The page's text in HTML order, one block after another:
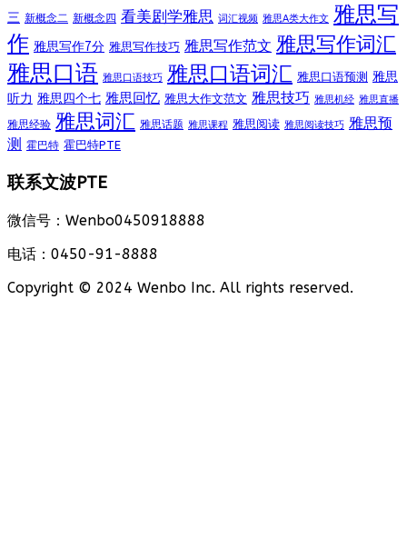
三 新概念二 新概念四 看美剧学雅思 词汇视频 雅思A类大作文 雅思写
作 雅思写作7分 雅思写作技巧 雅思写作范文 雅思写作词汇
雅思口语 雅思口语技巧 雅思口语词汇 雅思口语预测 雅思
听力 雅思四个七 雅思回忆 雅思大作文范文 雅思技巧 雅思机经 雅思直播
雅思经验 雅思词汇 雅思话题 雅思课程 雅思阅读 雅思阅读技巧 雅思预
测 霍巴特 霍巴特PTE
联系文波PTE
微信号：Wenbo0450918888
电话：0450-91-8888
Copyright © 2024 Wenbo Inc. All rights reserved.